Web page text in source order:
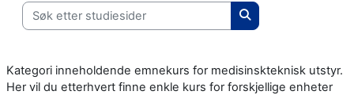
Søk etter studiesider
Søk etter
Kategori inneholdende emnekurs for medisinskteknisk utstyr.
Her vil du etterhvert finne enkle kurs for forskjellige enheter